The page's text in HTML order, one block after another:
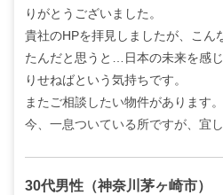
りがとうございました。
貴社のHPを拝見しましたが、こん
たんだと思うと…日本の未来を感
りせねばという気持ちです。
またご相談したい物件があります。
今、一息ついている所ですが、宜
30代男性 （神奈川茅ヶ崎市）